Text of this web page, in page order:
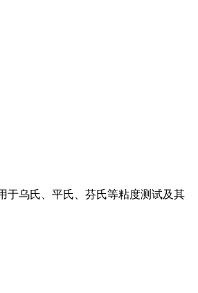
于乌氏、平氏、芬氏等粘度测试及其